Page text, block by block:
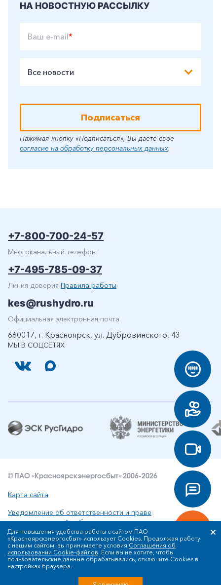
НА НОВОСТНУЮ РАССЫЛКУ
Ваш e-mail*
Все новости
Подписаться
Нажимая кнопку «Подписаться», Вы даете свое
согласие на обработку персональных данных.
МЫ В СОЦСЕТЯХ
+7-800-700-24-57
Многоканальный телефон
+7-495-785-09-37
Линия доверия Правила работы
kes@rushydro.ru
Официальная электронная почта
660017, г. Красноярск, ул. Дубровинского, 43
© ПАО «Красноярскэнергосбыт» 2006-2026
Карта сайта
Уведомление об ответственности и праве
интеллектуальной собственности
Политика ПАО «Красноярскэнергосбыт» в отношении
обработки персональных данных
Для повышения удобства работы с сайтом ПАО
«Красноярскэнергосбыт» использует Cookies. Продолжая работу
с нашим сайтом, вы принимаете условия Соглашения об
использовании Cookie-файлов. Если вы не хотите, чтобы
пользовательские данные обрабатывались, отключите Cookies в
настройках браузера.